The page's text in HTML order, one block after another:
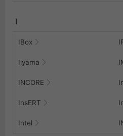
I
IBox
Iiyama
INCORE
InsERT
Intel